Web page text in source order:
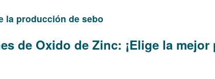
la producción de sebo
de Oxido de Zinc: ¡Elige la mejor